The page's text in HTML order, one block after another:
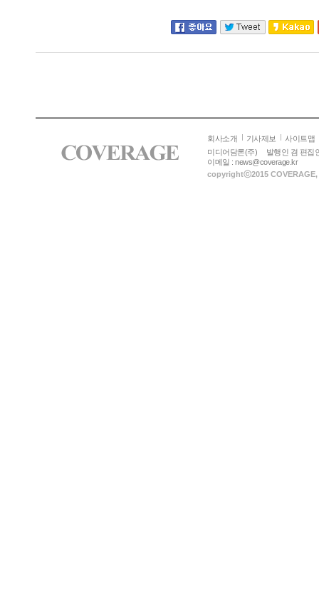
회사소개 기사제보
사이트맵
미디어담론(주)
발행인 겸 편집
이메일 :news@coverage.kr
copyrightⓒ2015 COVERAGE